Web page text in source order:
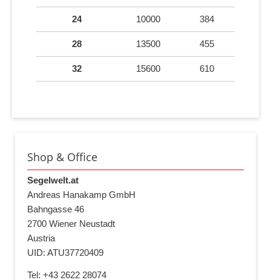
24 10000 384
28 13500 455
32 15600 610
Shop & Office
Segelwelt.at
Andreas Hanakamp GmbH
Bahngasse 46
2700 Wiener Neustadt
Austria
UID: ATU37720409
Tel: +43 2622 28074